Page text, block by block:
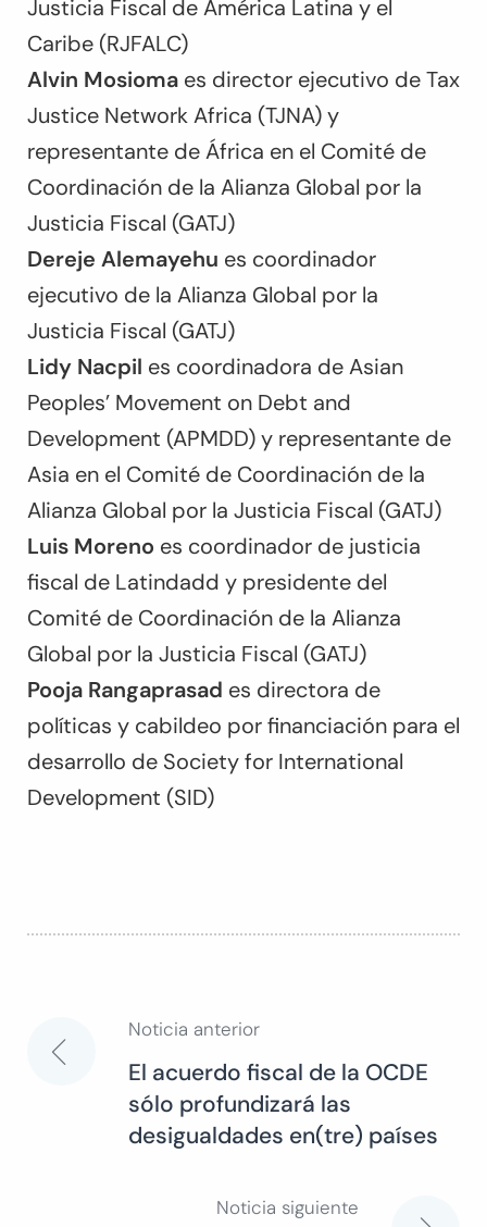
Justicia Fiscal de América Latina y el
Caribe (RJFALC)
Alvin Mosioma es director ejecutivo de Tax
Justice Network Africa (TJNA) y
representante de África en el Comité de
Coordinación de la Alianza Global por la
Justicia Fiscal (GATJ)
Dereje Alemayehu es coordinador
ejecutivo de la Alianza Global por la
Justicia Fiscal (GATJ)
Lidy Nacpil es coordinadora de Asian
Peoples’ Movement on Debt and
Development (APMDD) y representante de
Asia en el Comité de Coordinación de la
Alianza Global por la Justicia Fiscal (GATJ)
Luis Moreno es coordinador de justicia
fiscal de Latindadd y presidente del
Comité de Coordinación de la Alianza
Global por la Justicia Fiscal (GATJ)
Pooja Rangaprasad es directora de
políticas y cabildeo por financiación para el
desarrollo de Society for International
Development (SID)
Navegación
Noticia anterior
El acuerdo fiscal de la OCDE
sólo profundizará las
desigualdades en(tre) países
Noticia siguiente